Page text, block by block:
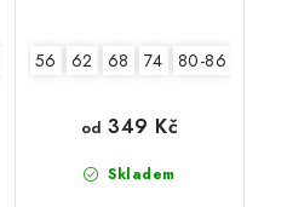
92-98
56 62 68 74 80-86
Skladem
od 349 Kč